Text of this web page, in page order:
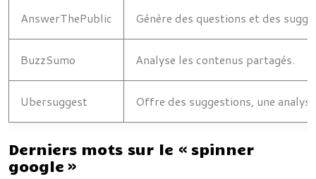
AnswerThePublic Génère des questions et des
BuzzSumo Analyse les contenus partagés.
Ubersuggest Offre des suggestions, une
Derniers mots sur le « spinner
google »